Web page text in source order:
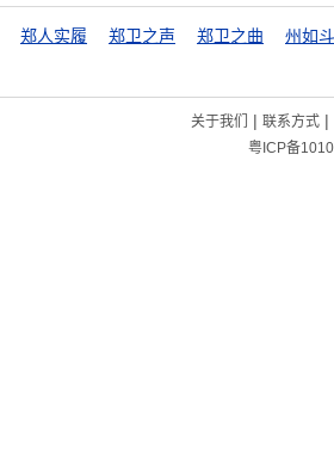
郑人实履 郑卫之声 郑卫之曲
州如
关于我们 | 联系方式|
粤ICP备